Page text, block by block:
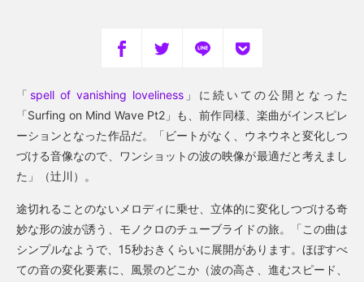
「 spell of vanishing loveliness」に続いての公開となった
「Surfing on Mind Wave Pt2」も、前作同様、楽曲がインスピレ
ーションとなった作品だ。「ビートがなく、ウネウネと変化しつ
づける音像なので、ワンショットの波の映像が最適だと考えまし
た」（辻川）。
途切れることのないメロディに乗せ、立体的に変化しつづける奇
妙な形の波が誘う、モノクロのチューブライドの旅。「この曲は
シンプルなようで、15秒おきくらいに展開があります。ほぼすべ
ての音の変化要素に、風景のどこか（波の高さ、進むスピード、